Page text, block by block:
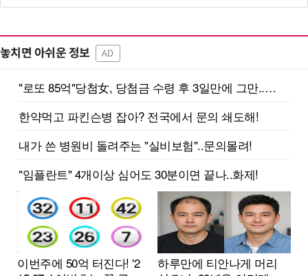
놓치면 아쉬운 정보 AD